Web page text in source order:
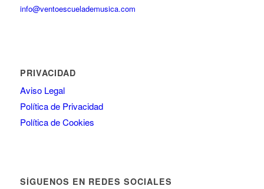
info@ventoescuelademusica.com
PRIVACIDAD
Aviso Legal
Política de Privacidad
Política de Cookies
SÍGUENOS EN REDES SOCIALES